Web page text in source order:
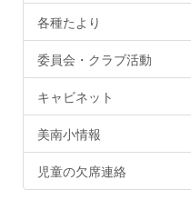
各種たより
委員会・クラブ活動
キャビネット
美南小情報
児童の欠席連絡